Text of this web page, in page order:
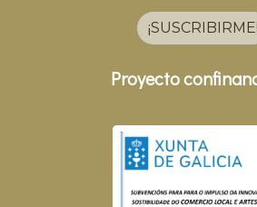
¡SUSCRIBIRME!
Proyecto